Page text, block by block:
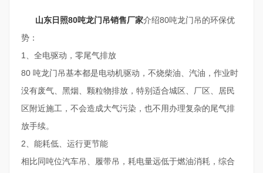
山东日照80吨龙门吊销售厂家介绍80吨龙门吊的环保优
势：
1、全电驱动，零尾气排放
80 吨龙门吊基本都是电动机驱动，不烧柴油、汽油，作业时
没有废气、黑烟、颗粒物排放，特别适合城区、厂区、居民
区附近施工，不会造成大气污染，也不用办理复杂的尾气排
放手续。
2、能耗低、运行更节能
相比同吨位汽车吊、履带吊，耗电量远低于燃油消耗，综合